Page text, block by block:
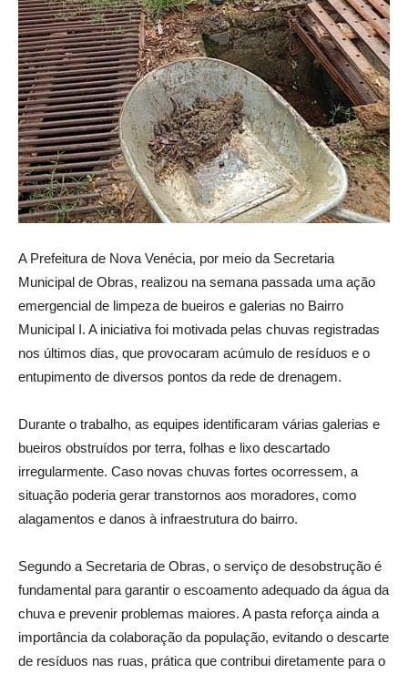
A Prefeitura de Nova Venécia, por meio da Secretaria
Municipal de Obras, realizou na semana passada uma ação
emergencial de limpeza de bueiros e galerias no Bairro
Municipal I. A iniciativa foi motivada pelas chuvas registradas
nos últimos dias, que provocaram acúmulo de resíduos e o
entupimento de diversos pontos da rede de drenagem.
Durante o trabalho, as equipes identificaram várias galerias e
bueiros obstruídos por terra, folhas e lixo descartado
irregularmente. Caso novas chuvas fortes ocorressem, a
situação poderia gerar transtornos aos moradores, como
alagamentos e danos à infraestrutura do bairro.
Segundo a Secretaria de Obras, o serviço de desobstrução é
fundamental para garantir o escoamento adequado da água da
chuva e prevenir problemas maiores. A pasta reforça ainda a
importância da colaboração da população, evitando o descarte
de resíduos nas ruas, prática que contribui diretamente para o